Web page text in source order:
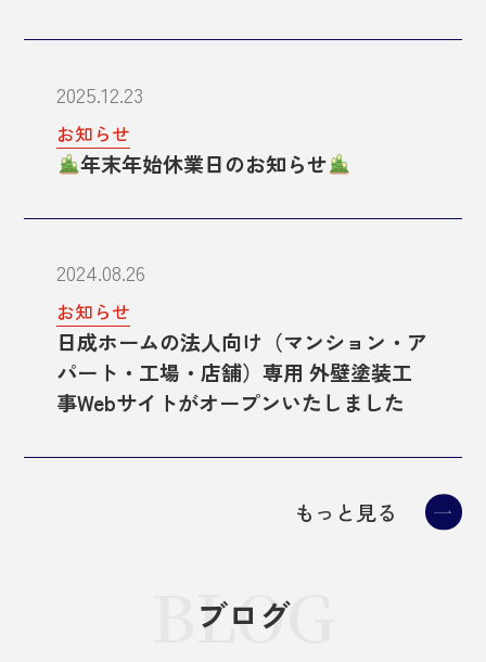
2025.12.23
お知らせ
年末年始休業日のお知らせ
2024.08.26
お知らせ
日成ホームの法人向け（マンション・ア
パート・工場・店舗）専用 外壁塗装工
事Webサイトがオープンいたしました
もっと見る
BLOG
ブログ